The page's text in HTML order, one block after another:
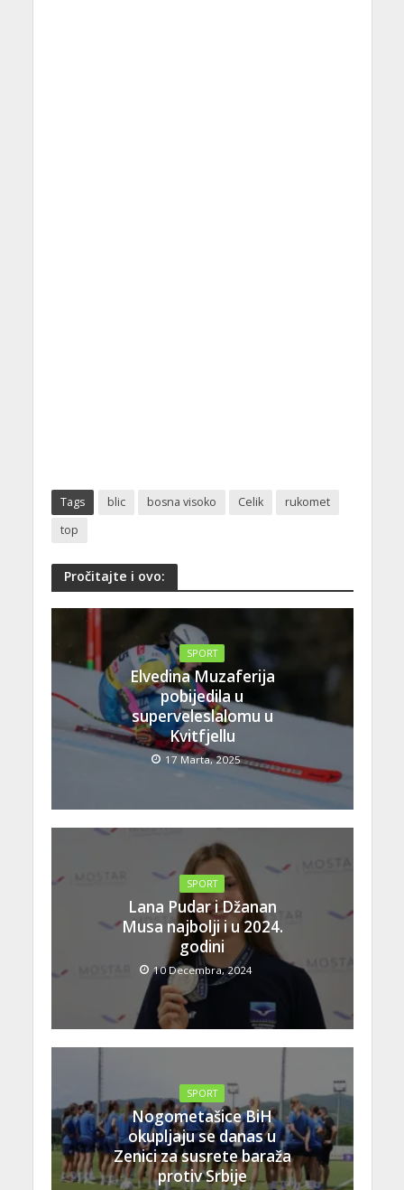
Tags blic bosna visoko Celik
rukomet
top
Pročitajte i ovo:
SPORT
Elvedina Muzaferija
pobijedila u
superveleslalomu u
Kvitfjellu
17 Marta, 2025
SPORT
Lana Pudar i Džanan
Musa najbolji i u 2024.
godini
10 Decembra, 2024
SPORT
Nogometašice BiH
okupljaju se danas u
Zenici za susrete baraža
protiv Srbije